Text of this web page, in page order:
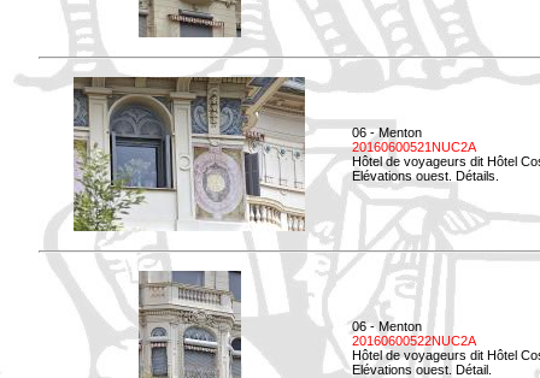
06 - Menton
20160600521NUC2A
Hôtel de voyageurs dit Hôtel
Elévations ouest. Détails.
06 - Menton
20160600522NUC2A
Hôtel de voyageurs dit Hôtel
Elévations ouest. Détail.